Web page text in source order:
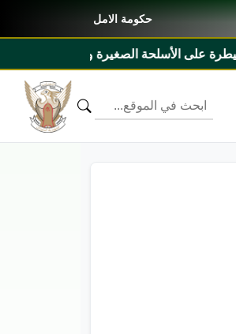
حكومة الامل
_ ٢٠٣١م ومذكرة تفاهم بين السودان وليبيريا